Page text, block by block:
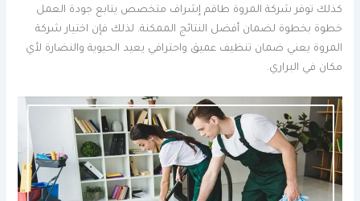
كذلك توفر شركة المروة طاقم إشراف متخصص يتابع جودة العمل
خطوة بخطوة لضمان أفضل النتائج الممكنة. لذلك فإن اختيار شركة
المروة يعني ضمان تنظيف عميق واحترافي يعيد الحيوية والنضارة لأي
مكان في البراري.